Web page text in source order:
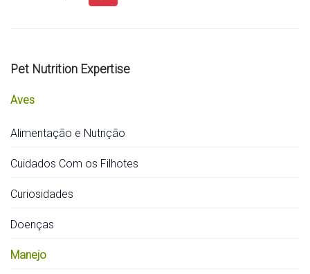
Pet Nutrition Expertise
Aves
Alimentação e Nutrição
Cuidados Com os Filhotes
Curiosidades
Doenças
Manejo